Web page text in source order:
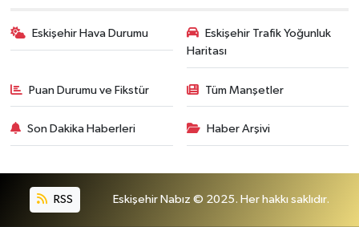
Eskişehir Hava Durumu
Eskişehir Trafik Yoğunluk
Haritası
Puan Durumu ve Fikstür Tüm Manşetler
Son Dakika Haberleri Haber Arşivi
RSS Eskişehir Nabız © 2025. Her hakkı saklıdır.